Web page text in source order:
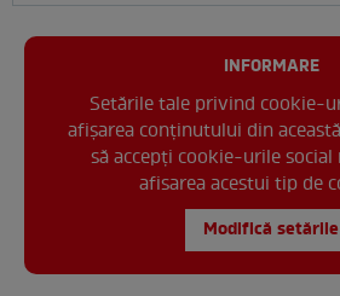
INFORMARE
Setările tale privind cookie-
afișarea conținutului din
să accepți cookie-urile
afisarea acestui tip de
Modifică setările